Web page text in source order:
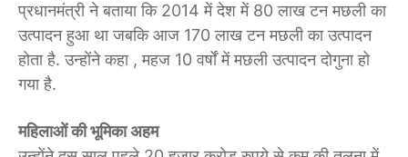
प्रधानमंत्री ने बताया कि 2014 में देश में 80 लाख टन मछली का
उत्पादन हुआ था जबकि आज 170 लाख टन मछली का उत्पादन
होता है. उन्होंने कहा , महज 10 वर्षों में मछली उत्पादन दोगुना हो
गया है.
महिलाओं की भूमिका अहम